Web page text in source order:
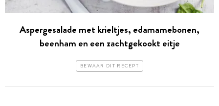
Aspergesalade met krieltjes, edamamebonen,
beenham en een zachtgekookt eitje
BEWAAR DIT RECEPT